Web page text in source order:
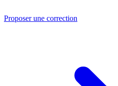
Proposer une correction